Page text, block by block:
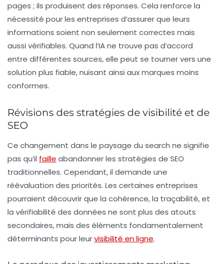
pages ; ils produisent des réponses. Cela renforce la
nécessité pour les entreprises d’assurer que leurs
informations soient non seulement correctes mais
aussi vérifiables. Quand l’IA ne trouve pas d’accord
entre différentes sources, elle peut se tourner vers une
solution plus fiable, nuisant ainsi aux marques moins
conformes.
Révisions des stratégies de visibilité et de
SEO
Ce changement dans le paysage du search ne signifie
pas qu’il faille abandonner les stratégies de SEO
traditionnelles. Cependant, il demande une
réévaluation des priorités. Les certaines entreprises
pourraient découvrir que la cohérence, la traçabilité, et
la vérifiabilité des données ne sont plus des atouts
secondaires, mais des éléments fondamentalement
déterminants pour leurvisibilité en ligne.